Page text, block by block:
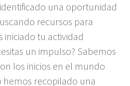
una oportunidad
recursos para
iniciado tu actividad
un impulso? Sabemos
los inicios en el mundo
hemos recopilado una